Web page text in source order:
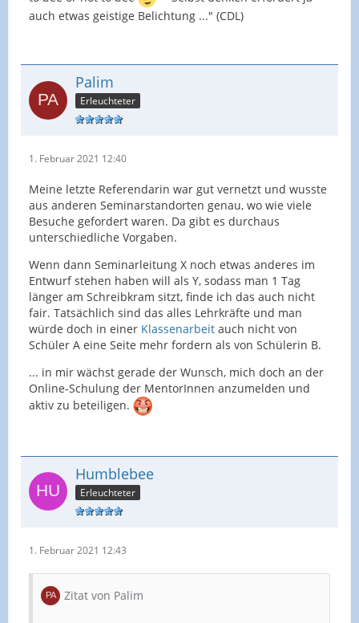
auch etwas geistige Belichtung ..." (CDL)
Palim
Erleuchteter
1. Februar 2021 12:40
Meine letzte Referendarin war gut vernetzt und wusste
aus anderen Seminarstandorten genau, wo wie viele
Besuche gefordert waren. Da gibt es durchaus
unterschiedliche Vorgaben.
Wenn dann Seminarleitung X noch etwas anderes im
Entwurf stehen haben will als Y, sodass man 1 Tag
länger am Schreibkram sitzt, finde ich das auch nicht
fair. Tatsächlich sind das alles Lehrkräfte und man
würde doch in einer Klassenarbeit auch nicht von
Schüler A eine Seite mehr fordern als von Schülerin B.
... in mir wächst gerade der Wunsch, mich doch an der
Online-Schulung der MentorInnen anzumelden und
aktiv zu beteiligen.
Humblebee
Erleuchteter
1. Februar 2021 12:43
Zitat von Palim